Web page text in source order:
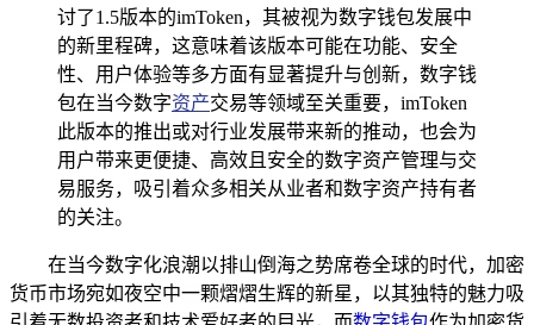
讨了1.5版本的imToken，其被视为数字钱包发展中
的新里程碑，这意味着该版本可能在功能、安全
性、用户体验等多方面有显著提升与创新，数字钱
包在当今数字资产交易等领域至关重要，imToken
此版本的推出或对行业发展带来新的推动，也会为
用户带来更便捷、高效且安全的数字资产管理与交
易服务，吸引着众多相关从业者和数字资产持有者
的关注。
在当今数字化浪潮以排山倒海之势席卷全球的时代，加密
货币市场宛如夜空中一颗熠熠生辉的新星，以其独特的魅力吸